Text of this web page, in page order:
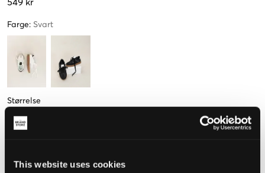
This website uses cookies
549 kr
Farge: Svart
Størrelse
36 41